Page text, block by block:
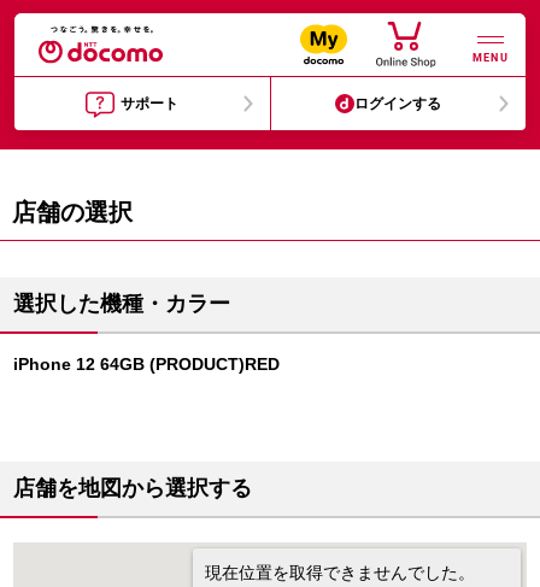
MENU
サポート ログインする
店舗の選択
選択した機種・カラー
iPhone 12 64GB (PRODUCT)RED
店舗を地図から選択する
現在位置を取得できませんでした。